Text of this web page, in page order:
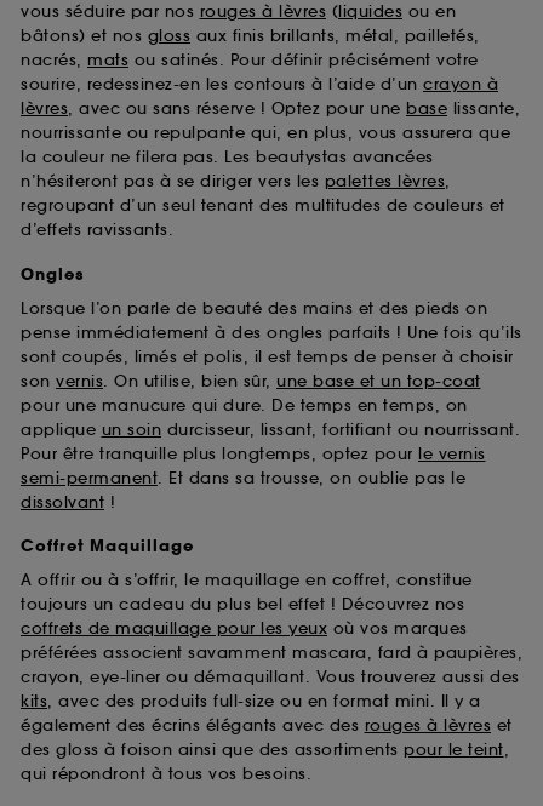
vous séduire par nos rouges à lèvres (liquides ou en
bâtons) et nos gloss aux finis brillants, métal, pailletés,
nacrés, mats ou satinés. Pour définir précisément votre
sourire, redessinez-en les contours à l’aide d’un crayon à
lèvres, avec ou sans réserve ! Optez pour une base lissante,
nourrissante ou repulpante qui, en plus, vous assurera que
la couleur ne filera pas. Les beautystas avancées
n’hésiteront pas à se diriger vers les palettes lèvres,
regroupant d’un seul tenant des multitudes de couleurs et
d’effets ravissants.
Ongles
Lorsque l’on parle de beauté des mains et des pieds on
pense immédiatement à des ongles parfaits ! Une fois qu’ils
sont coupés, limés et polis, il est temps de penser à choisir
son vernis. On utilise, bien sûr, une base et un top-coat
pour une manucure qui dure. De temps en temps, on
applique un soin durcisseur, lissant, fortifiant ou nourrissant.
Pour être tranquille plus longtemps, optez pour le vernis
semi-permanent. Et dans sa trousse, on oublie pas le
dissolvant !
Coffret Maquillage
A offrir ou à s’offrir, le maquillage en coffret, constitue
toujours un cadeau du plus bel effet ! Découvrez nos
coffrets de maquillage pour les yeux où vos marques
préférées associent savamment mascara, fard à paupières,
crayon, eye-liner ou démaquillant. Vous trouverez aussi des
kits, avec des produits full-size ou en format mini. Il y a
également des écrins élégants avec des rouges à lèvres et
des gloss à foison ainsi que des assortiments pour le teint,
qui répondront à tous vos besoins.